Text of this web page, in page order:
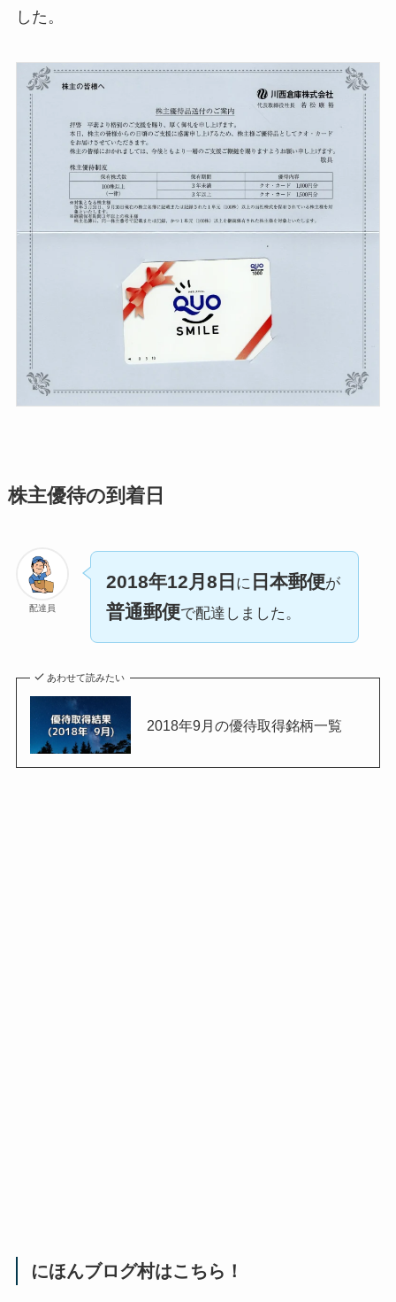
した。
株主優待の到着日
配達員
2018年12月8日 に 日本郵便が
普通郵便で配達しました。
あわせて読みたい
2018年9月の優待取得銘柄一覧
にほんブログ村はこちら！